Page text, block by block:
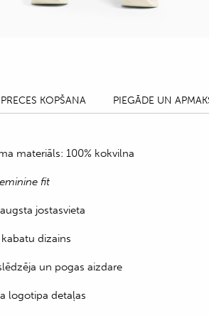
PRECES KOPŠANA PIEGĀDE UN
materiāls: 100% kokvilna
fit
jostasvieta
kabatu dizains
un pogas aizdare
logotipa detaļas